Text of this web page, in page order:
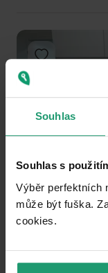
Souhlas
Souhlas s
Výběr perfektních
může být fuška.
cookies.​
Add to
DON’T MISS OUT
FLAT TO RENT
2+kk